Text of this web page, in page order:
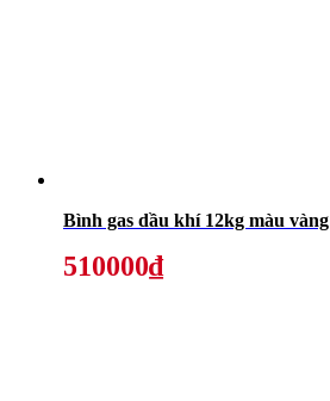
Bình gas dầu khí 12kg màu vàng
510000₫